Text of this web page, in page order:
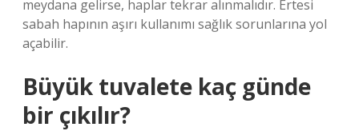
meydana gelirse, haplar tekrar alınmalıdır. Ertesi
sabah hapının aşırı kullanımı sağlık sorunlarına yol
açabilir.
Büyük tuvalete kaç günde
bir çıkılır?